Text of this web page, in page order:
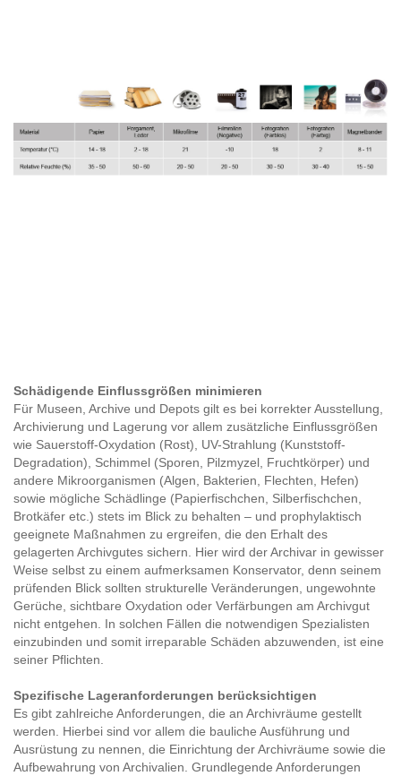
Schädigende Einflussgrößen minimieren
Für Museen, Archive und Depots gilt es bei korrekter Ausstellung,
Archivierung und Lagerung vor allem zusätzliche Einflussgrößen
wie Sauerstoff-Oxydation (Rost), UV-Strahlung (Kunststoff-
Degradation), Schimmel (Sporen, Pilzmyzel, Fruchtkörper) und
andere Mikroorganismen (Algen, Bakterien, Flechten, Hefen)
sowie mögliche Schädlinge (Papierfischchen, Silberfischchen,
Brotkäfer etc.) stets im Blick zu behalten – und prophylaktisch
geeignete Maßnahmen zu ergreifen, die den Erhalt des
gelagerten Archivgutes sichern. Hier wird der Archivar in gewisser
Weise selbst zu einem aufmerksamen Konservator, denn seinem
prüfenden Blick sollten strukturelle Veränderungen, ungewohnte
Gerüche, sichtbare Oxydation oder Verfärbungen am Archivgut
nicht entgehen. In solchen Fällen die notwendigen Spezialisten
einzubinden und somit irreparable Schäden abzuwenden, ist eine
seiner Pflichten.
Spezifische Lageranforderungen berücksichtigen
Es gibt zahlreiche Anforderungen, die an Archivräume gestellt
werden. Hierbei sind vor allem die bauliche Ausführung und
Ausrüstung zu nennen, die Einrichtung der Archivräume sowie die
Aufbewahrung von Archivalien. Grundlegende Anforderungen